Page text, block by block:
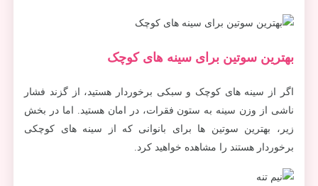
بهترین سوتین برای سینه های کوچک
اگر از سینه های کوچک و سبکی برخوردار هستید، از گزند فشار
ناشی از وزن سینه به ستون فقرات، در امان هستید. اما در بخش
زیر، بهترین سوتین ها برای بانوانی که از سینه های کوچکی
برخوردار هستند را مشاهده خواهید کرد.